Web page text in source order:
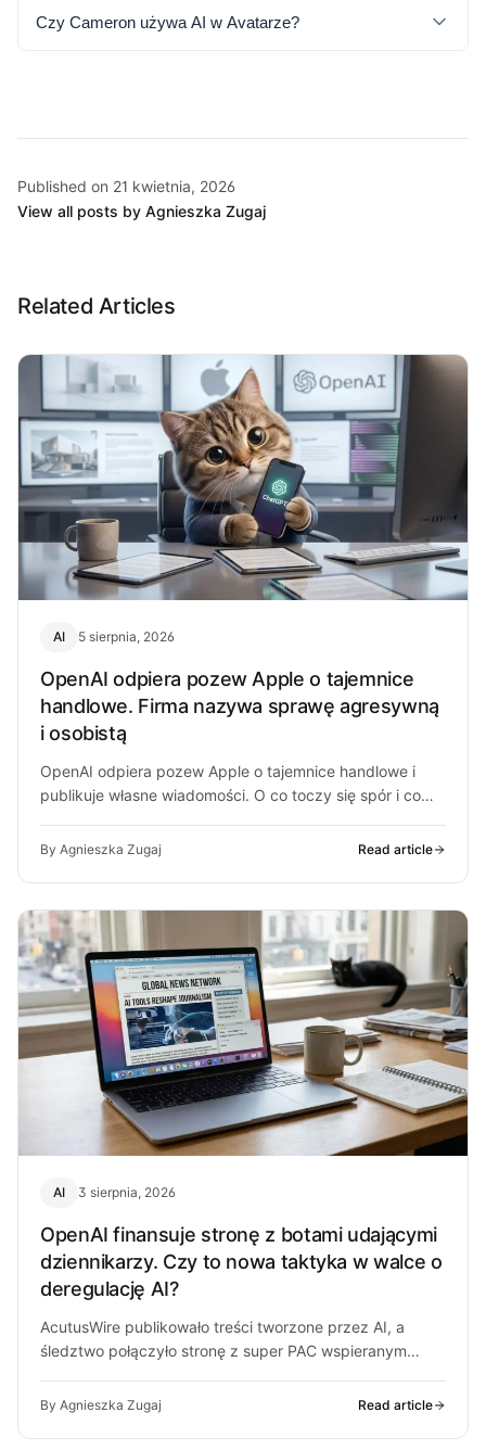
Czy Cameron używa AI w Avatarze?
Published on 21 kwietnia, 2026
View all posts by Agnieszka Zugaj
Related Articles
AI 5 sierpnia, 2026
OpenAI odpiera pozew Apple o tajemnice
handlowe. Firma nazywa sprawę agresywną
i osobistą
OpenAI odpiera pozew Apple o tajemnice handlowe i
publikuje własne wiadomości. O co toczy się spór i co
By Agnieszka Zugaj Read article
AI 3 sierpnia, 2026
OpenAI finansuje stronę z botami udającymi
dziennikarzy. Czy to nowa taktyka w walce o
deregulację AI?
AcutusWire publikowało treści tworzone przez AI, a
śledztwo połączyło stronę z super PAC wspieranym
By Agnieszka Zugaj Read article